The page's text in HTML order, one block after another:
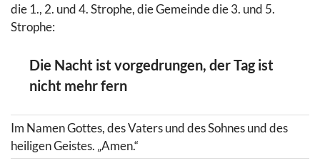
die 1., 2. und 4. Strophe, die Gemeinde die 3. und 5.
Strophe:
Die Nacht ist vorgedrungen, der Tag ist
nicht mehr fern
Im Namen Gottes, des Vaters und des Sohnes und des
heiligen Geistes. „Amen.“